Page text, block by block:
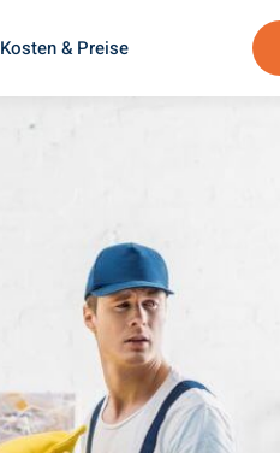
Kosten & Preise